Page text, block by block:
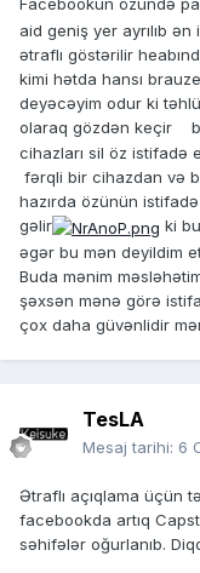
Facebookun özündə
aid geniş yer ayrılıb
ətraflı göstərilir
kimi hətda hansı
deyəcəyim odur ki
olaraq gözdən keçir
cihazları sil öz istifadə
fərqli bir cihazdan və
hazırda özünün
gəlir
ki
əgər bu mən deyildim
Buda mənim
şəxsən mənə görə
çox daha güvənlidir
TesLA
Mesaj tarihi: 6
Ətraflı açıqlama üçün
facebookda artıq
səhifələr oğurlanıb.